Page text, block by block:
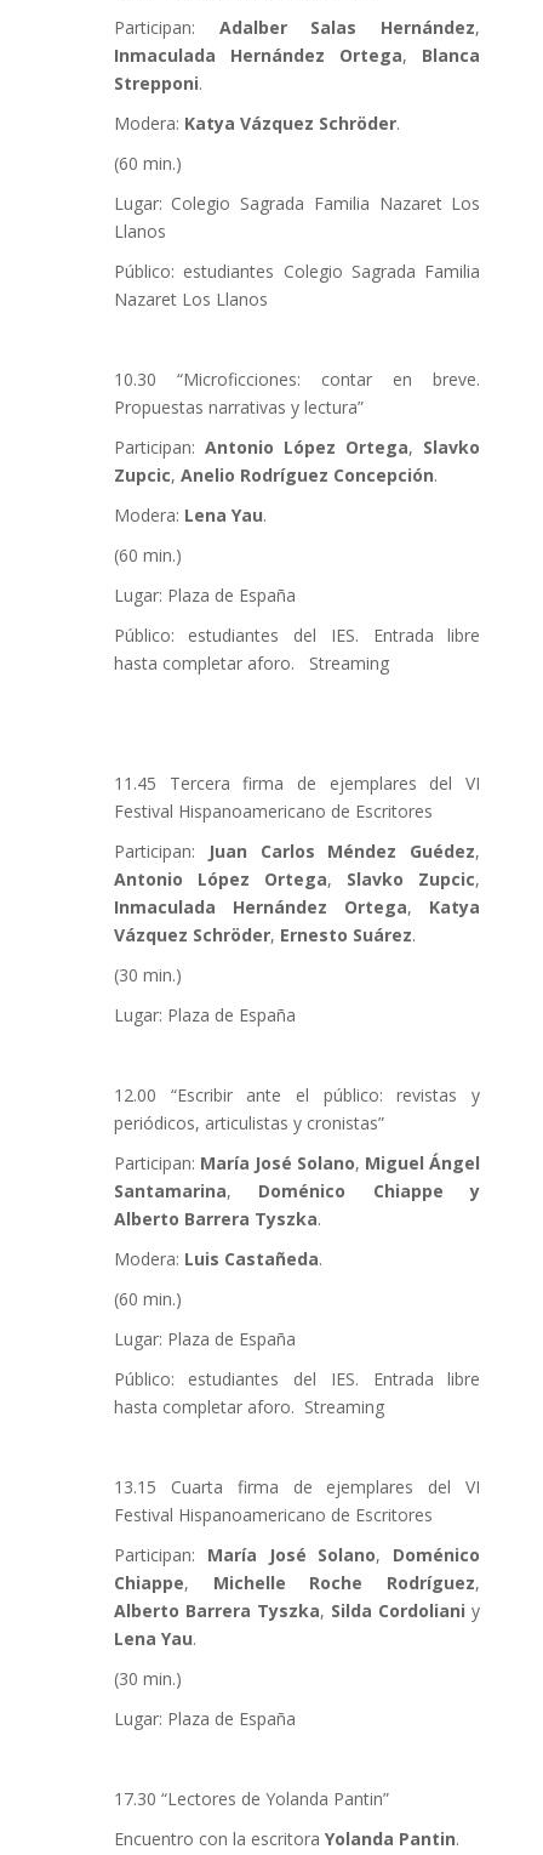
Participan: Adalber Salas Hernández,
Inmaculada Hernández Ortega, Blanca
Strepponi.
Modera: Katya Vázquez Schröder.
(60 min.)
Lugar: Colegio Sagrada Familia Nazaret Los
Llanos
Público: estudiantes Colegio Sagrada Familia
Nazaret Los Llanos
10.30 “Microficciones: contar en breve.
Propuestas narrativas y lectura”
Participan: Antonio López Ortega, Slavko
Zupcic, Anelio Rodríguez Concepción.
Modera: Lena Yau.
(60 min.)
Lugar: Plaza de España
Público: estudiantes del IES. Entrada libre
hasta completar aforo. Streaming
11.45 Tercera firma de ejemplares del VI
Festival Hispanoamericano de Escritores
Participan:
Juan Carlos Méndez Guédez,
Antonio López Ortega, Slavko Zupcic,
Inmaculada Hernández Ortega, Katya
Vázquez Schröder, Ernesto Suárez.
(30 min.)
Lugar: Plaza de España
12.00 “Escribir ante el público: revistas y
periódicos, articulistas y cronistas”
Participan: María José Solano, Miguel Ángel
Santamarina, Doménico Chiappe y
Alberto Barrera Tyszka.
Modera: Luis Castañeda.
(60 min.)
Lugar: Plaza de España
Público: estudiantes del IES. Entrada libre
hasta completar aforo. Streaming
13.15 Cuarta firma de ejemplares del VI
Festival Hispanoamericano de Escritores
Participan: María José Solano, Doménico
Chiappe, Michelle Roche Rodríguez,
Alberto Barrera Tyszka, Silda Cordoliani y
Lena Yau.
(30 min.)
Lugar: Plaza de España
17.30 “Lectores de Yolanda Pantin”
Encuentro con la escritora Yolanda Pantin.